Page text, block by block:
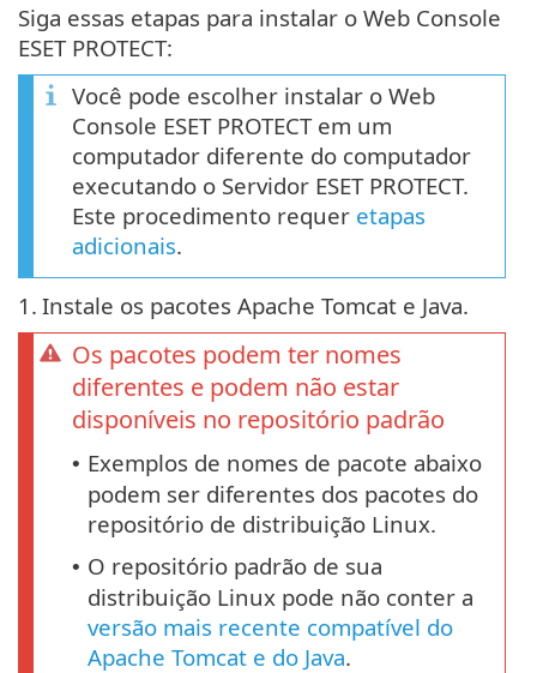
Siga essas etapas para instalar o Web Console
ESET PROTECT:
Você pode escolher instalar o Web
Console ESET PROTECT em um
computador diferente do computador
executando o Servidor ESET PROTECT.
Este procedimento requer etapas
adicionais.
1. Instale os pacotes Apache Tomcat e Java.
Os pacotes podem ter nomes
diferentes e podem não estar
disponíveis no repositório padrão
• Exemplos de nomes de pacote abaixo
podem ser diferentes dos pacotes do
repositório de distribuição Linux.
• O repositório padrão de sua
distribuição Linux pode não conter a
versão mais recente compatível do
Apache Tomcat e do Java.